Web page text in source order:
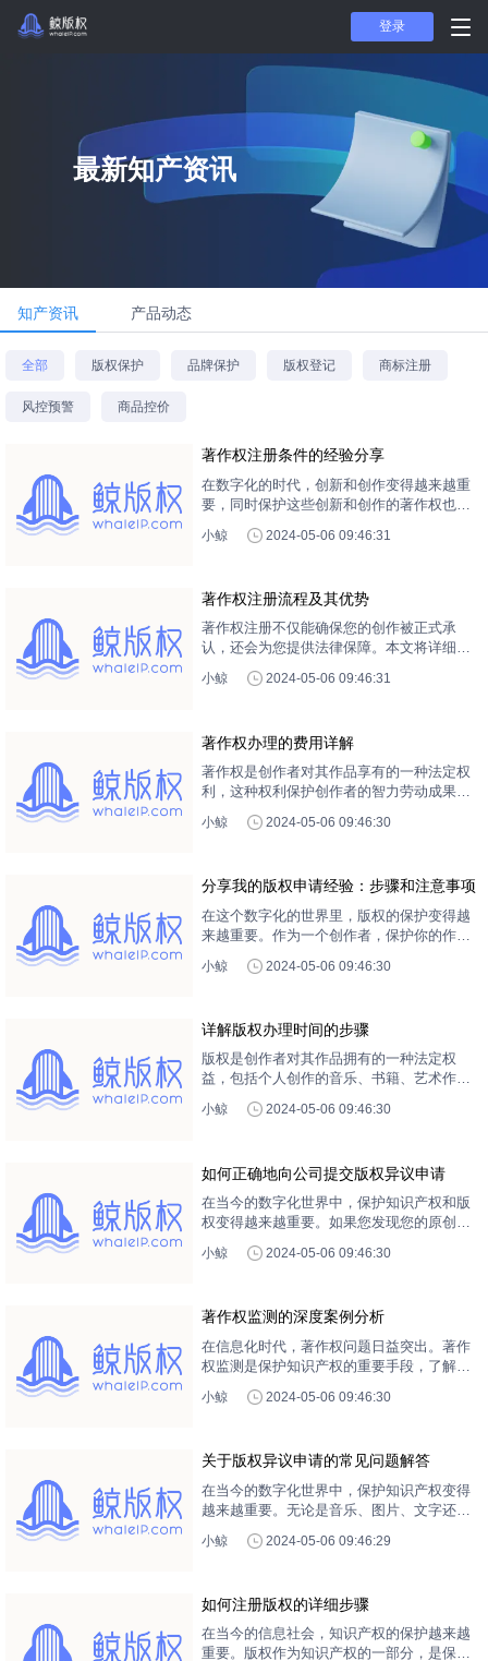
登录
最新知产资讯
知产资讯 产品动态
全部 版权保护 品牌保护 版权登记 商标注册
风控预警 商品控价
著作权注册条件的经验分享
在数字化的时代，创新和创作变得越来越重
要，同时保护这些创新和创作的著作权也变
册的经验，包括注册的条件，过程和可能遇
小鲸 2024-05-06 09:46:31
著作权注册流程及其优势
著作权注册不仅能确保您的创作被正式承
认，还会为您提供法律保障。本文将详细介
绍著作权注册的详细流程，并探讨这样做的
主要优势。
小鲸 2024-05-06 09:46:31
著作权办理的费用详解
著作权是创作者对其作品享有的一种法定权
利，这种权利保护创作者的智力劳动成果不
受侵犯。在我国，著作权的办理是自愿的，
但是一旦发生侵权行为，已经办理过著作权
小鲸 2024-05-06 09:46:30
分享我的版权申请经验：步骤和注意事项
在这个数字化的世界里，版权的保护变得越
来越重要。作为一个创作者，保护你的作
重要的事情。这篇文章将分享我个人的版权
小鲸 2024-05-06 09:46:30
详解版权办理时间的步骤
版权是创作者对其作品拥有的一种法定权
益，包括个人创作的音乐、书籍、艺术作品
等。版权的办理过程虽然不复杂，但需要了
解一些基础知识，并按照一定步骤进行。本
权的申请。
小鲸 2024-05-06 09:46:30
如何正确地向公司提交版权异议申请
在当今的数字化世界中，保护知识产权和版
权变得越来越重要。如果您发现您的原创作
品被他人未经授权使用，那么您可能需要向
公司提交版权异议申请。本文将向您详细介
小鲸 2024-05-06 09:46:30
著作权监测的深度案例分析
在信息化时代，著作权问题日益突出。著作
权监测是保护知识产权的重要手段，了解并
掌握其工作原理和操作方法，对于维护自身
权益，防止著作权纠纷具有重要意义。本文
小鲸 2024-05-06 09:46:30
关于版权异议申请的常见问题解答
在当今的数字化世界中，保护知识产权变得
越来越重要。无论是音乐、图片、文字还是
详细介绍版权异议申请的常见问题，以帮助
小鲸 2024-05-06 09:46:29
如何注册版权的详细步骤
在当今的信息社会，知识产权的保护越来越
重要。版权作为知识产权的一部分，是保护